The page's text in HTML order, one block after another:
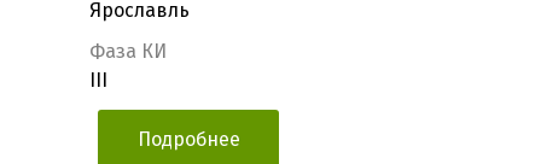
Ярославль
Фаза КИ
Подробнее